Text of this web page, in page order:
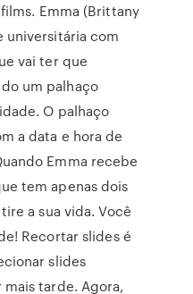
Emma (Brittany
universitária com
vai ter que
um palhaço
O palhaço
a data e hora de
Emma recebe
tem apenas dois
a sua vida. Você
Recortar slides é
slides
tarde. Agora,